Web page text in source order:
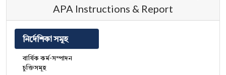
APA Instructions & Report
নির্দেশিকা সমূহ
বার্ষিক কর্ম-সম্পাদন
চুক্তিসমূহ